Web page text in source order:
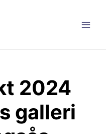
2024
galleri